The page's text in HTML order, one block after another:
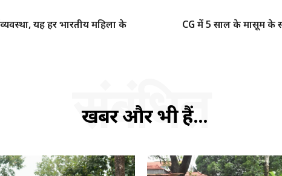
यह हर भारतीय महिला के
CG में 5 साल के मासूम के
खबरें और भी हैं...
संबंधित